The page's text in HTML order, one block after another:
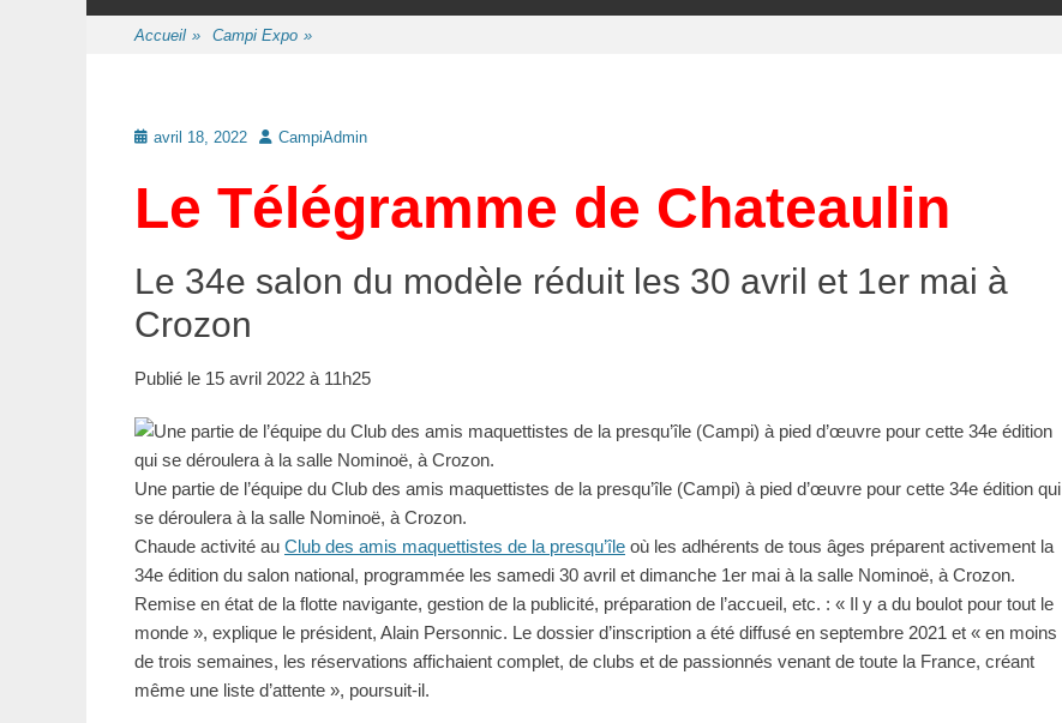
contenu
Accueil » Campi Expo »
Postéavril 18, 2022 Auteur
CampiAdmin
Le Télégramme de Chateaulin
Le 34e salon du modèle réduit les 30 avril et 1er mai à
Crozon
Publié le 15 avril 2022 à 11h25
Une partie de l’équipe du Club des amis maquettistes de la presqu’île (Campi) à pied d’œuvre pour cette 34e édition qui
se déroulera à la salle Nominoë, à Crozon.
Chaude activité au Club des amis maquettistes de la presqu’île où les adhérents de tous âges préparent activement la
34e édition du salon national, programmée les samedi 30 avril et dimanche 1er mai à la salle Nominoë, à Crozon.
Remise en état de la flotte navigante, gestion de la publicité, préparation de l’accueil, etc. : « Il y a du boulot pour tout le
monde », explique le président, Alain Personnic. Le dossier d’inscription a été diffusé en septembre 2021 et « en moins
de trois semaines, les réservations affichaient complet, de clubs et de passionnés venant de toute la France, créant
même une liste d’attente », poursuit-il.